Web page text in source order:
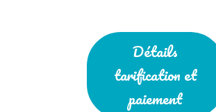
Détails
tarification et
paiement